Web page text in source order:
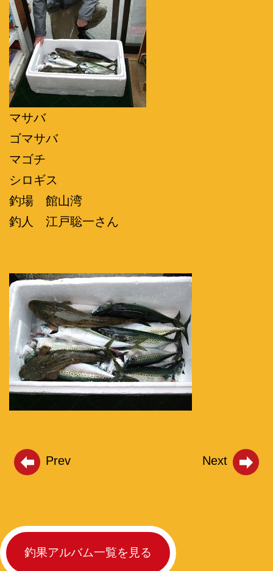
マサバ
ゴマサバ
マゴチ
シロギス
釣場 館山湾
釣人 江戸聡一さん
Prev Next
釣果アルバム一覧を見る